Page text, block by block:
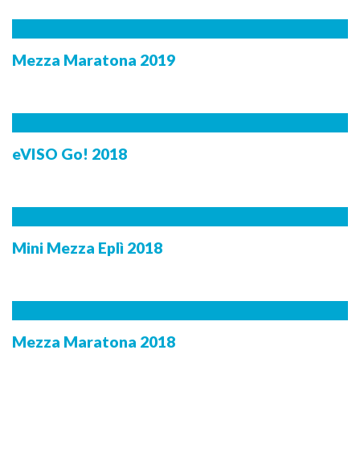
Mezza Maratona 2019
eVISO Go! 2018
Mini Mezza Eplì 2018
Mezza Maratona 2018